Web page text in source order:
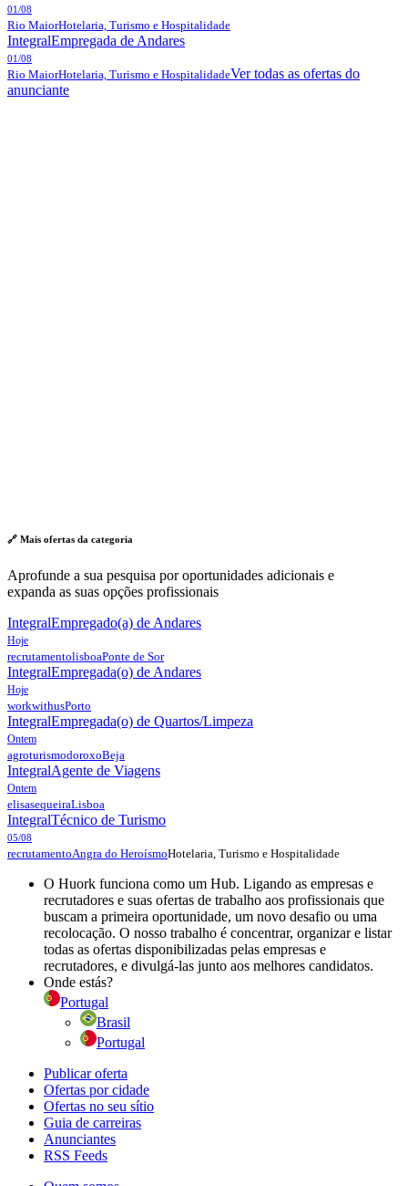
01/08
Rio MaiorHotelaria, Turismo e Hospitalidade
IntegralEmpregada de Andares
01/08
Rio MaiorHotelaria, Turismo e HospitalidadeVer todas as ofertas do
anunciante
🔗 Mais ofertas da categoria
Aprofunde a sua pesquisa por oportunidades adicionais e
expanda as suas opções profissionais
IntegralEmpregado(a) de Andares
Hoje
recrutamentolisboaPonte de Sor
IntegralEmpregada(o) de Andares
Hoje
workwithusPorto
IntegralEmpregada(o) de Quartos/Limpeza
Ontem
agroturismodoroxoBeja
IntegralAgente de Viagens
Ontem
elisasequeiraLisboa
IntegralTécnico de Turismo
05/08
recrutamentoAngra do HeroísmoHotelaria, Turismo e Hospitalidade
O Huork funciona como um Hub. Ligando as empresas e
recrutadores e suas ofertas de trabalho aos profissionais que
buscam a primeira oportunidade, um novo desafio ou uma
recolocação. O nosso trabalho é concentrar, organizar e listar
todas as ofertas disponibilizadas pelas empresas e
recrutadores, e divulgá-las junto aos melhores candidatos.
Onde estás?
Portugal
Brasil
Portugal
Publicar oferta
Ofertas por cidade
Ofertas no seu sítio
Guia de carreiras
Anunciantes
RSS Feeds